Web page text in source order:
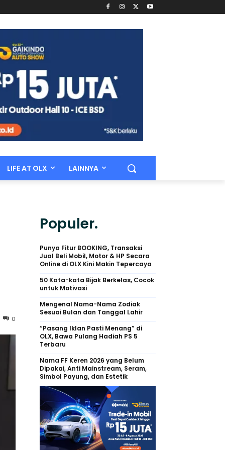
LIFE AT OLX LAINNYA
0
Populer.
Punya Fitur BOOKING, Transaksi
Jual Beli Mobil, Motor & HP Secara
Online di OLX Kini Makin Tepercaya
50 Kata-kata Bijak Berkelas, Cocok
untuk Motivasi
Mengenal Nama-Nama Zodiak
Sesuai Bulan dan Tanggal Lahir
“Pasang Iklan Pasti Menang” di
OLX, Bawa Pulang Hadiah PS 5
Terbaru
Nama FF Keren 2026 yang Belum
Dipakai, Anti Mainstream, Seram,
Simbol Payung, dan Estetik